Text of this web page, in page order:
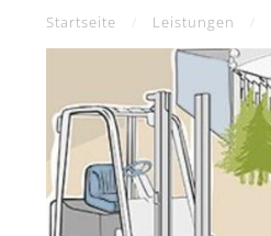
Startseite Leistungen